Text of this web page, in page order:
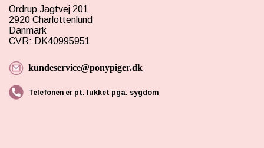
Ordrup Jagtvej 201
2920 Charlottenlund
Danmark
CVR: DK40995951
kundeservice@ponypiger.dk
Telefonen er pt. lukket pga. sygdom